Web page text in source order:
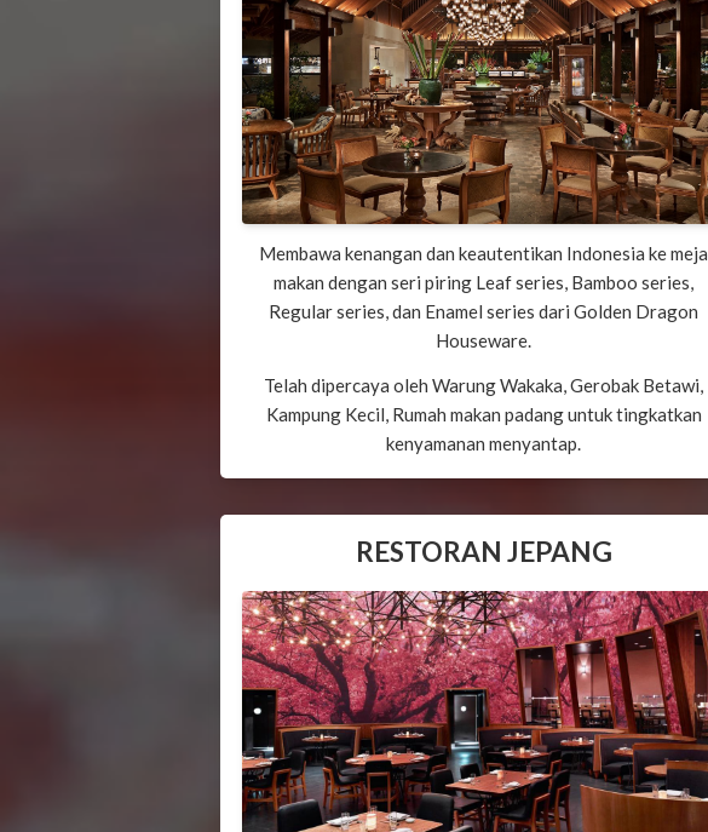
Membawa kenangan dan keautentikan Indonesia ke meja
makan dengan seri piring Leaf series, Bamboo series,
Regular series, dan Enamel series dari Golden Dragon
Houseware.
Telah dipercaya oleh Warung Wakaka, Gerobak Betawi,
Kampung Kecil, Rumah makan padang untuk tingkatkan
kenyamanan menyantap.
RESTORAN JEPANG